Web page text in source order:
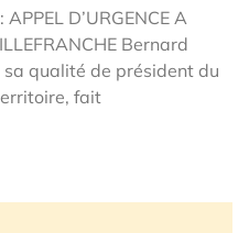
D’URGENCE A
Bernard
sa qualité de président du
fait